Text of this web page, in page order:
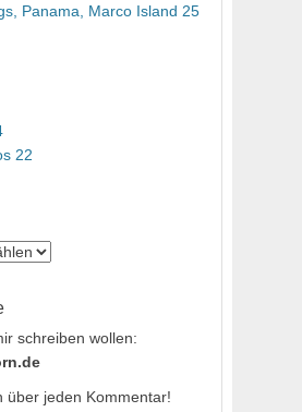
Panama, Marco Island 25
22
schreiben wollen:
über jeden Kommentar!